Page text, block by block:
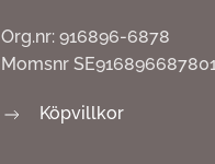
Org.nr: 916896-6878
Momsnr
Köpvillkor